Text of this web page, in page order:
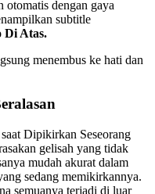
otomatis dengan gaya
subtitle
Di Atas.
menembus ke hati dan
Dipikirkan Seseorang
gelisah yang tidak
mudah akurat dalam
sedang memikirkannya.
semuanya terjadi di luar